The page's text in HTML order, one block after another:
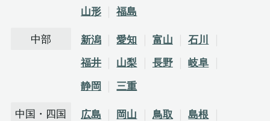
山形
福島
中部 新潟 愛知 富山
石川
福井
山梨 長野
岐阜
静岡
三重
中国・四国 広島 岡山 鳥取
島根